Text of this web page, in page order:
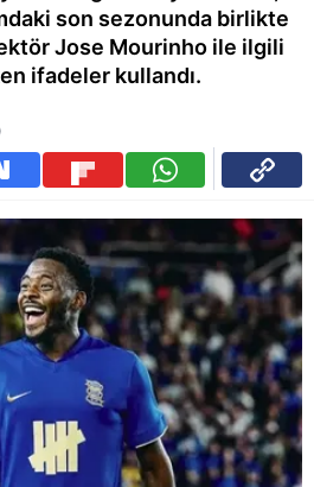
son sezonunda birlikte
Jose Mourinho ile ilgili
ifadeler kullandı.